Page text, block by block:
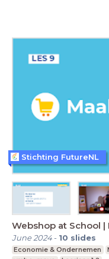
Webshop at School |
June 2024- 10 slides
Economie & Ondernemen
Stichting FutureNL